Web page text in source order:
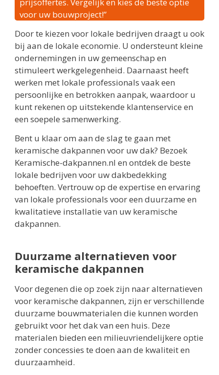
voor uw bouwproject!”
Door te kiezen voor lokale bedrijven draagt u ook
bij aan de lokale economie. U ondersteunt kleine
ondernemingen in uw gemeenschap en
stimuleert werkgelegenheid. Daarnaast heeft
werken met lokale professionals vaak een
persoonlijke en betrokken aanpak, waardoor u
kunt rekenen op uitstekende klantenservice en
een soepele samenwerking.
Bent u klaar om aan de slag te gaan met
keramische dakpannen voor uw dak? Bezoek
Keramische-dakpannen.nl en ontdek de beste
lokale bedrijven voor uw dakbedekking
behoeften. Vertrouw op de expertise en ervaring
van lokale professionals voor een duurzame en
kwalitatieve installatie van uw keramische
dakpannen.
Duurzame alternatieven voor
keramische dakpannen
Voor degenen die op zoek zijn naar alternatieven
voor keramische dakpannen, zijn er verschillende
duurzame bouwmaterialen die kunnen worden
gebruikt voor het dak van een huis. Deze
materialen bieden een milieuvriendelijkere optie
zonder concessies te doen aan de kwaliteit en
duurzaamheid.